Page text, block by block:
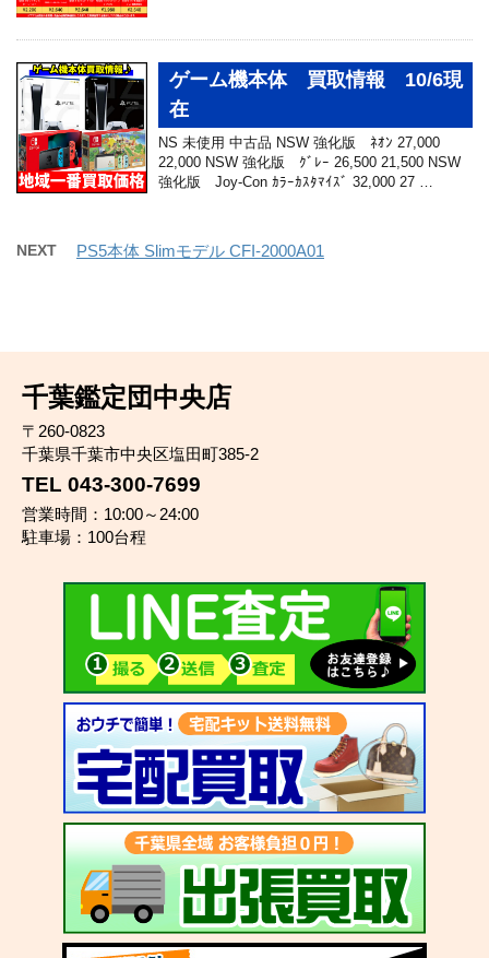
ゲーム機本体 買取情報 10/6現
在
NS 未使用 中古品 NSW 強化版 ﾈｵﾝ 27,000
22,000 NSW 強化版 ｸﾞﾚｰ 26,500 21,500 NSW
強化版 Joy-Con ｶﾗｰｶｽﾀﾏｲｽﾞ 32,000 27 …
NEXT PS5本体 Slimモデル CFI-2000A01
千葉鑑定団中央店
〒260-0823
千葉県千葉市中央区塩田町385-2
TEL 043-300-7699
営業時間：10:00～24:00
駐車場：100台程